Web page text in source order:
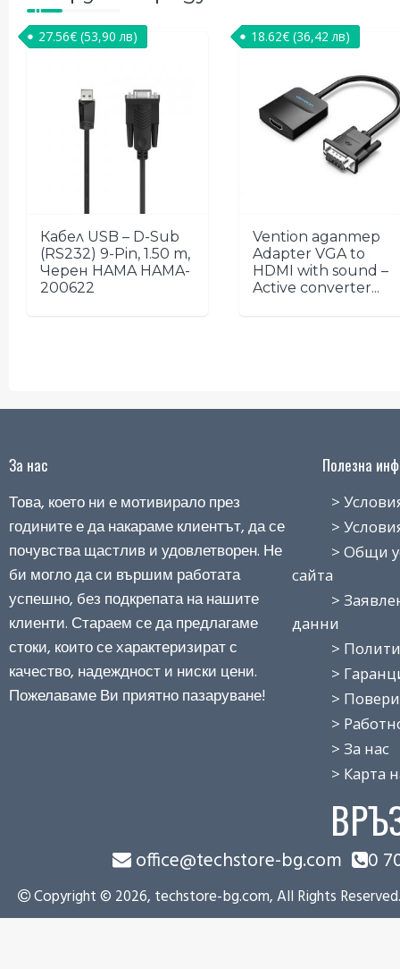
Кабел USB – D-Sub
(RS232) 9-Pin, 1.50 m,
Черен HAMA HAMA-
200622
27.56€ (53,90 лв)
Vention адаптер
Adapter VGA to
HDMI with sound –
Active converter...
18.62€ (36,42 лв)
За нас
Това, което ни е мотивирало през
годините е да накараме клиентът, да се
почувства щастлив и удовлетворен. Не
би могло да си вършим работата
успешно, без подкрепата на нашите
клиенти. Стараем се да предлагаме
стоки, които се характеризират с
качество, надеждност и ниски цени.
Пожелаваме Ви приятно пазаруване!
Полезна
> Условия
> Условия
> Общи
сайта
>
данни
>
>
>
> Работно
> За нас
> Карта на
office@techstore-bg.com 0
Copyright © 2026, techstore-bg.com, All Rights Reserved.